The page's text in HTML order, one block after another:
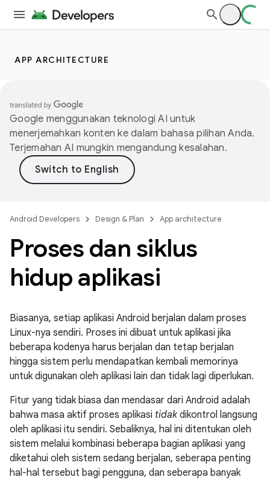
APP ARCHITECTURE
Google menggunakan teknologi AI untuk
menerjemahkan konten ke dalam bahasa pilihan Anda.
Terjemahan AI mungkin mengandung kesalahan.
Android Developers Design & Plan App architecture
Proses dan siklus
hidup aplikasi
Biasanya, setiap aplikasi Android berjalan dalam proses
Linux-nya sendiri. Proses ini dibuat untuk aplikasi jika
beberapa kodenya harus berjalan dan tetap berjalan
hingga sistem perlu mendapatkan kembali memorinya
untuk digunakan oleh aplikasi lain dan tidak lagi diperlukan.
Fitur yang tidak biasa dan mendasar dari Android adalah
bahwa masa aktif proses aplikasi tidakdikontrol langsung
oleh aplikasi itu sendiri. Sebaliknya, hal ini ditentukan oleh
sistem melalui kombinasi beberapa bagian aplikasi yang
diketahui oleh sistem sedang berjalan, seberapa penting
hal-hal tersebut bagi pengguna, dan seberapa banyak